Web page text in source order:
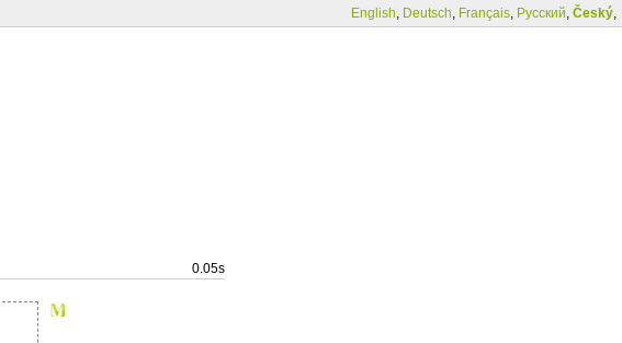
English, Deutsch, Français, Русский, Český,
0.05s